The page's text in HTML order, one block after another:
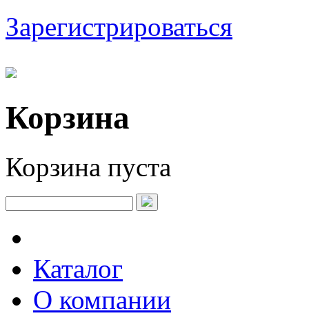
Зарегистрироваться
Корзина
Корзина пуста
Каталог
О компании